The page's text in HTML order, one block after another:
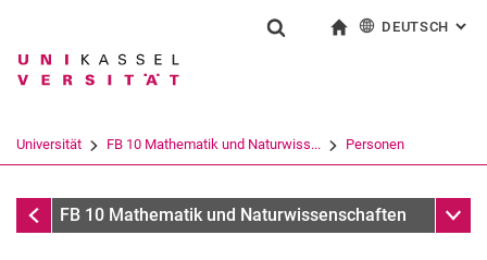
Springe direkt zu: Inhalt
Springe direkt zu: Suche
Springe direkt zu:
Suchbegriff
Suchen (öffnet externen Link in einem
DEUTSCH :
Universität FB 10 Mathematik und Naturwiss... Personen
Personen
FB 10 Mathematik und Naturwissenschaften